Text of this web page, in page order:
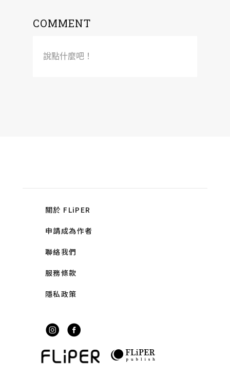
COMMENT
說點什麼吧！
關於 FLiPER
申請成為作者
聯絡我們
服務條款
隱私政策